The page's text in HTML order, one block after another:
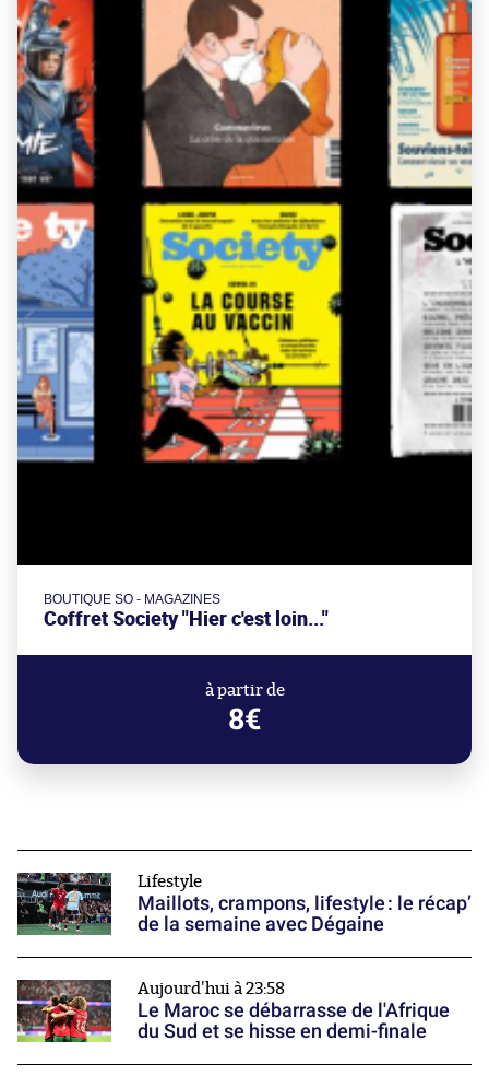
BOUTIQUE SO - MAGAZINES
Coffret Society "Hier c'est loin..."
à partir de
8€
Lifestyle
Maillots, crampons, lifestyle : le récap’
de la semaine avec Dégaine
Aujourd'hui à 23:58
Le Maroc se débarrasse de l'Afrique
du Sud et se hisse en demi-finale